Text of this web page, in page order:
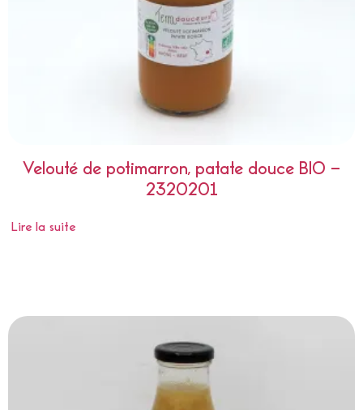
Velouté de potimarron, patate douce BIO –
2320201
Lire la suite